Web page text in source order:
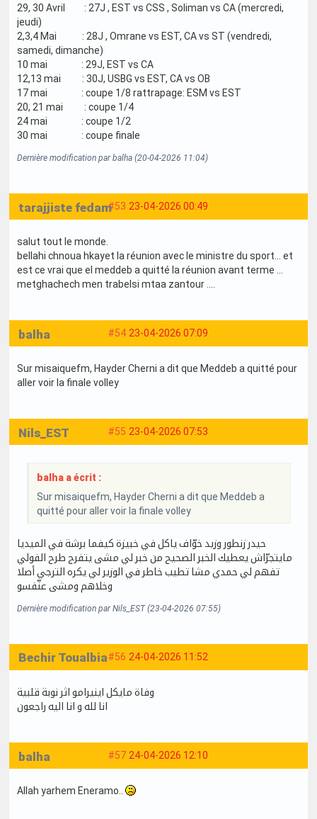
29, 30 Avril : 27J , EST vs CSS , Soliman vs CA (mercredi,
jeudi)
2,3,4 Mai : 28J , Omrane vs EST, CA vs ST (vendredi,
samedi, dimanche)
10 mai : 29J, EST vs CA
12,13 mai : 30J, USBG vs EST, CA vs OB
17 mai : coupe 1/8 rattrapage: ESM vs EST
20, 21 mai : coupe 1/4
24 mai : coupe 1/2
30 mai : coupe finale
Dernière modification par balha (20-04-2026 11:04)
#53 23-04-2026 00:49
tarajjiste fedam
salut tout le monde.
bellahi chnoua hkayet la réunion avec le ministre du sport... et
est ce vrai que el meddeb a quitté la réunion avant terme ...
metghachech men trabelsi mtaa zantour ....
#54 23-04-2026 07:09
balha
Sur misaiquefm, Hayder Cherni a dit que Meddeb a quitté pour
aller voir la finale volley
#55 23-04-2026 07:53
Nils_EST
balha a écrit :
Sur misaiquefm, Hayder Cherni a dit que Meddeb a
quitté pour aller voir la finale volley
حيدر زنطور وزيد خوّاف ياكل في خبيزة كيفما برشة في الميديا
مايتجرّاش يعطيك الخبر الصحيح من خبر لي مشى يتفرج طرح الفولي
تفهم لي حمدي مشا تطيب خاطر في الوزير لي يكره الترجي أصلا
وخلاهم ومشى عنّفسو
Dernière modification par Nils_EST (23-04-2026 07:55)
#56 24-04-2026 11:52
Bechir Toualbia
وفاة مايكل اينيرامو اثر نوبة قلبية
انا لله و انا اليه راجعون
#57 24-04-2026 12:10
balha
Allah yarhem Eneramo..